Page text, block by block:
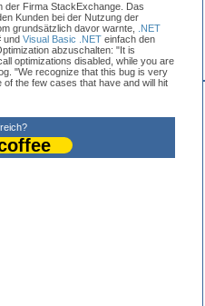
der Firma StackExchange. Das
Kunden bei der Nutzung der
grundsätzlich davor warnte,
.NET
und Visual Basic .NETeinfach den
abzuschalten: "It is
optimizations disabled, while you are
"We recognize that this bug is very
the few cases that have and will hit